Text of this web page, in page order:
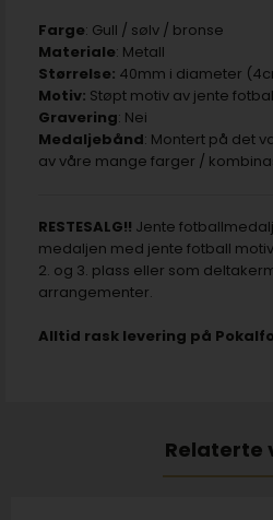
Farge: Gull / sølv / bronse
Materiale: Metall
Størrelse: 40mm i diameter
Motiv: Støpt motiv av jente
Gravering: Nei
Medaljebånd: Montert på det
av våre mange farger /
RESTESALG!! Jente
medaljen med jente fotball
2. og 3. plass eller som
arrangementer.
Alltid rask levering på
Relaterte